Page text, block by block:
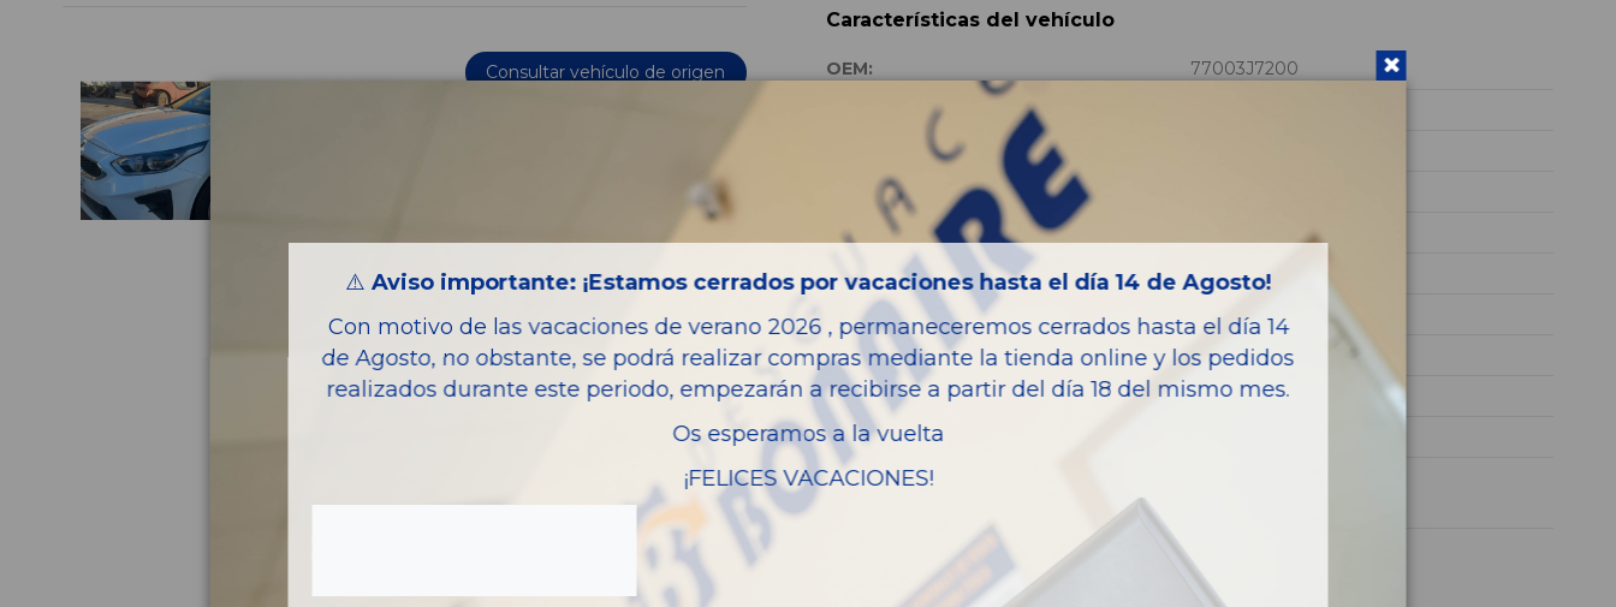
Consultar vehículo de origen
Características del vehículo
OEM:
77003J7200
Año fabricación
Código motor
Kilometraje
Bastidor
U5YH4819AML082273
Color
BLANCO
Combustible
Diesel
Versión
Tech
Potencia
136CV 100KW
Modelo
Garantia
⚠️ Aviso importante: ¡Estamos cerrados por vacaciones hasta el día 14 de Agosto!
Con motivo de las vacaciones de verano 2026 , permaneceremos cerrados hasta el día 14
de Agosto, no obstante, se podrá realizar compras mediante la tienda online y los pedidos
realizados durante este periodo, empezarán a recibirse a partir del día 18 del mismo mes.
Os esperamos a la vuelta
¡FELICES VACACIONES!